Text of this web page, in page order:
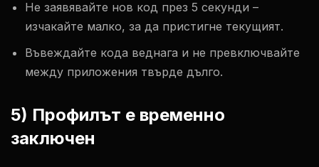
Не заявявайте нов код през 5 секунди –
изчакайте малко, за да пристигне текущият.
Въвеждайте кода веднага и не превключвайте
между приложения твърде дълго.
5) Профилът е временно
заключен